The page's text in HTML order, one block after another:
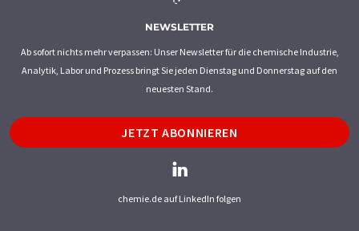
NEWSLETTER
Ab sofort nichts mehr verpassen: Unser Newsletter für die chemische Industrie,
Analytik, Labor und Prozess bringt Sie jeden Dienstag und Donnerstag auf den
neuesten Stand.
JETZT ABONNIEREN
chemie.de auf LinkedIn folgen